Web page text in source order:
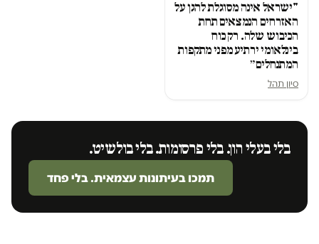
"ישראל אינה מסוגלת להגן על
האזרחים הנמצאים תחת
הכיבוש שלה. רק כוח
בינלאומי ירתיע מפני מתקפות
המתנחלים״
סיון תהל
בלי בעלי הון. בלי פרסומות. בלי בולשיט.
תמכו בעיתונות עצמאית. בלי פחד